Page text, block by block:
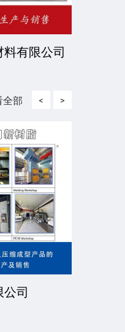
有限公司
全部 <
司
>